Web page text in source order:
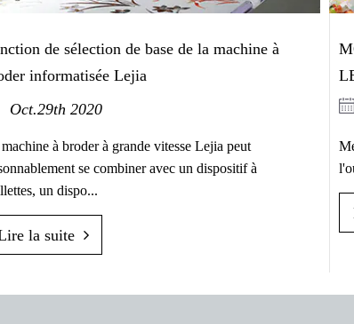
de sélection de base de la machine à
informatisée Lejia
Oct.29th 2020
à broder à grande vitesse Lejia peut
se combiner avec un dispositif à
un dispo...
la suite